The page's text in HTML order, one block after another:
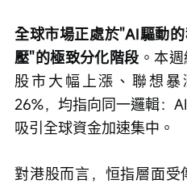
全球市場正處於"AI驅動
壓"的極致分化階段 。本
股市大幅上漲、聯想
26%，均指向同一邏輯：
吸引全球資金加速集中。
對港股而言，恒指層面受